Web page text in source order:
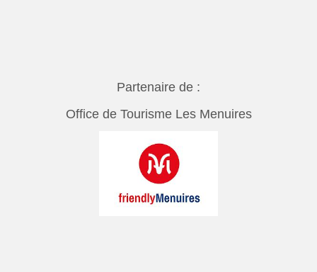
Partenaire de :
Office de Tourisme Les Menuires